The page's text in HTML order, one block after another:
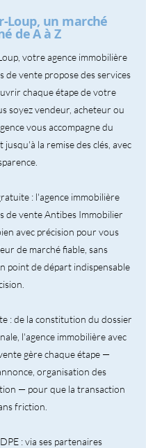
Loup, un marché
de A à Z
votre agence immobilière
de vente propose des services
chaque étape de votre
soyez vendeur, acheteur ou
vous accompagne du
jusqu'à la remise des clés, avec
: l'agence immobilière
de vente Antibes Immobilier
avec précision pour vous
de marché fiable, sans
point de départ indispensable
: de la constitution du dossier
l'agence immobilière avec
gère chaque étape —
organisation des
— pour que la transaction
friction.
: via ses partenaires